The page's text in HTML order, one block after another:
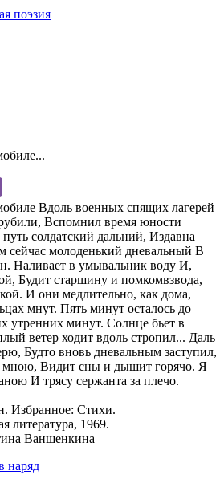
поэзия
Вдоль военных спящих лагерей
Вспомнил время юности
солдатский дальний, Издавна
сейчас молоденький дневальный В
Наливает в умывальник воду И,
Будит старшину и помкомвзвода,
И они медлительно, как дома,
мнут. Пять минут осталось до
утренних минут. Солнце бьет в
ветер ходит вдоль стропил... Даль
Будто вновь дневальным заступил,
мною, Видит сны и дышит горячо. Я
И трясу сержанта за плечо.
Избранное: Стихи.
литература, 1969.
Ваншенкина
наряд